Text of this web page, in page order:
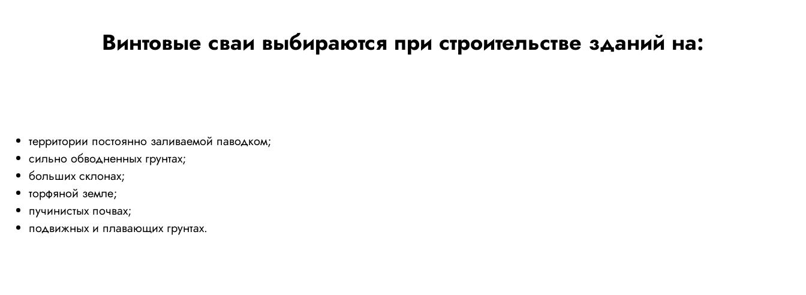
Винтовые сваи выбираются при строительстве зданий на:
территории постоянно заливаемой паводком;
сильно обводненных грунтах;
больших склонах;
торфяной земле;
пучинистых почвах;
подвижных и плавающих грунтах.